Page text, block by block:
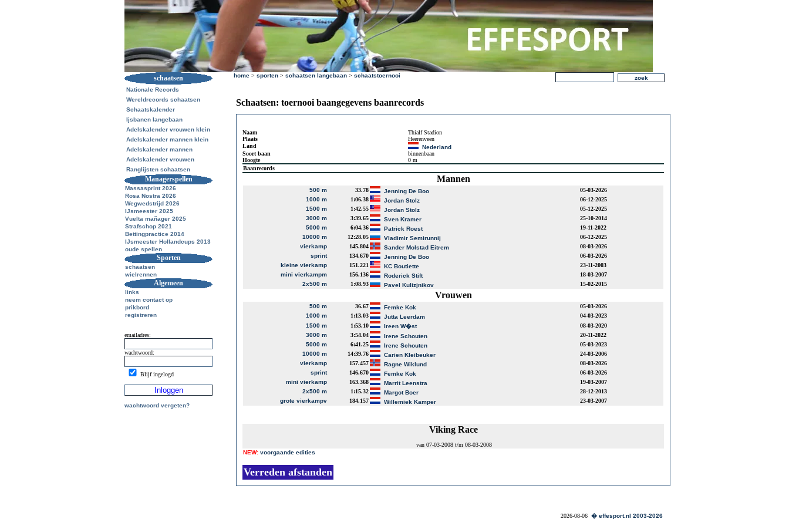
schaatsen
Nationale Records
Wereldrecords schaatsen
Schaatskalender
Ijsbanen langebaan
Adelskalender vrouwen klein
Adelskalender mannen klein
Adelskalender mannen
Adelskalender vrouwen
Ranglijsten schaatsen
Managerspellen
Massasprint 2026
Rosa Nostra 2026
Wegwedstrijd 2026
IJsmeester 2025
Vuelta mañager 2025
Strafschop 2021
Bettingpractice 2014
IJsmeester Hollandcups 2013
oude spellen
Sporten
schaatsen
wielrennen
Algemeen
links
neem contact op
prikbord
registreren
emailadres:
wachtwoord:
Blijf ingelogd
wachtwoord vergeten?
home > sporten > schaatsen langebaan > schaatstoernooi
Schaatsen: toernooi baangegevens baanrecords
Naam
Thialf Stadion
Plaats
Heerenveen
Land
Nederland
Soort baan
binnenbaan
Hoogte
0 m
Baanrecords
Mannen
500 m 33.78 Jenning De Boo
05-03-2026
1000 m
1:06.38 Jordan Stolz
06-12-2025
1500 m
1:42.55 Jordan Stolz
05-12-2025
3000 m
3:39.65 Sven Kramer
25-10-2014
5000 m
6:04.36 Patrick Roest
19-11-2022
10000 m
12:28.05 Vladimir Semirunnij
06-12-2025
vierkamp
145.804 Sander Molstad Eitrem
08-03-2026
sprint
134.670 Jenning De Boo
06-03-2026
kleine vierkamp
151.221 KC Boutiette
23-11-2003
mini vierkampm
156.136 Roderick Stift
18-03-2007
2x500 m
1:08.93 Pavel Kulizjnikov 15-02-2015
Vrouwen
500 m 36.67 Femke Kok
05-03-2026
1000 m
1:13.03 Jutta Leerdam
04-03-2023
1500 m
1:53.10 Ireen W�st
08-03-2020
3000 m
3:54.04 Irene Schouten
20-11-2022
5000 m
6:41.25 Irene Schouten
05-03-2023
10000 m
14:39.76 Carien Kleibeuker
24-03-2006
vierkamp
157.457 Ragne Wiklund
08-03-2026
sprint
146.670 Femke Kok
06-03-2026
mini vierkamp
163.368 Marrit Leenstra
19-03-2007
2x500 m
1:15.32 Margot Boer
28-12-2013
grote vierkampv
184.157 Willemiek Kamper 23-03-2007
Viking Race
van 07-03-2008 t/m 08-03-2008
NEW: voorgaande edities
Verreden afstanden
2026-08-06 � effesport.nl 2003-2026